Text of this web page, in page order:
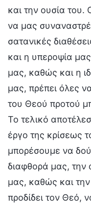
και την ουσία
να μας
σατανικές
και η υπεροψία
μας, καθώς και η
μας, πρέπει όλες
του Θεού προτού
Το τελικό
έργο της κρίσεως
μπορέσουμε να
διαφθορά μας, την
μας, καθώς και
προδίδει τον Θεό,